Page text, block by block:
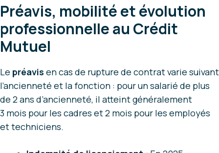
Préavis, mobilité et évolution
professionnelle au Crédit
Mutuel
Le préavis en cas de rupture de contrat varie suivant
l’ancienneté et la fonction : pour un salarié de plus
de 2 ans d’ancienneté, il atteint généralement
3 mois pour les cadres et 2 mois pour les employés
et techniciens.